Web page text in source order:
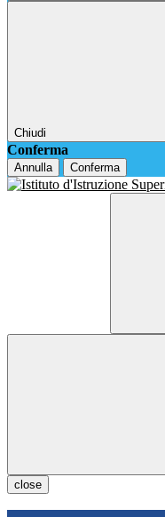
Chiudi
Conferma
Annulla Conferma
close